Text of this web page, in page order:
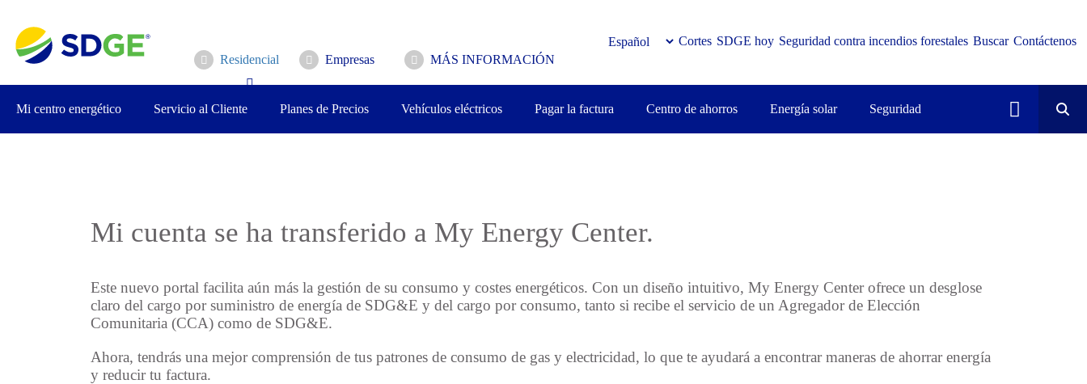
contenido
principal
Residencial Empresas MÁS INFORMACIÓN
Cortes SDGE hoy Seguridad contra incendios forestales Buscar Contáctenos
Mi centro energético Servicio al Cliente Planes de Precios Vehículos eléctricos Pagar la factura Centro de ahorros Energía solar Seguridad
Mi cuenta se ha transferido a My Energy Center.
Este nuevo portal facilita aún más la gestión de su consumo y costes energéticos. Con un diseño intuitivo, My Energy Center ofrece un desglose
claro del cargo por suministro de energía de SDG&E y del cargo por consumo, tanto si recibe el servicio de un Agregador de Elección
Comunitaria (CCA) como de SDG&E.
Ahora, tendrás una mejor comprensión de tus patrones de consumo de gas y electricidad, lo que te ayudará a encontrar maneras de ahorrar energía
y reducir tu factura.